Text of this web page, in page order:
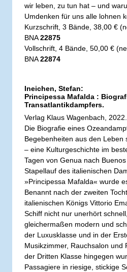
wir leben, zu tun hat – und
Umdenken für uns alle lohnen
Kurzschrift, 3 Bände, 38,00 €
BNA22875
Vollschrift, 4 Bände, 50,00 €
BNA22874
Ineichen, Stefan:
Principessa Mafalda :
Transatlantikdampfers.
Verlag Klaus Wagenbach, 2022.
Die Biografie eines
Begebenheiten aus den Leben
– eine Kulturgeschichte im
Tagen von Genua nach
Stapellauf des italienischen
»Principessa Mafalda« wurde
Benannt nach der zweiten
italienischen Königs Vittorio
Schiff nicht nur unerhört
gleichermaßen modern und
der Luxusklasse und in der
Musikzimmer, Rauchsalon und
der Dritten Klasse hingegen
Passagiere in riesige, stickige